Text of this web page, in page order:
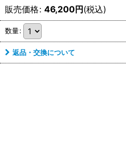
販売価格: 46,200円(税込)
数量:
返品・交換について